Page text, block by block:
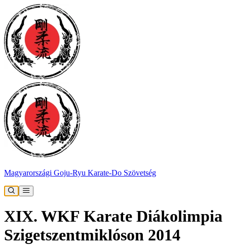
Magyarországi Goju-Ryu Karate-Do Szövetség
XIX. WKF Karate Diákolimpia
Szigetszentmiklóson 2014